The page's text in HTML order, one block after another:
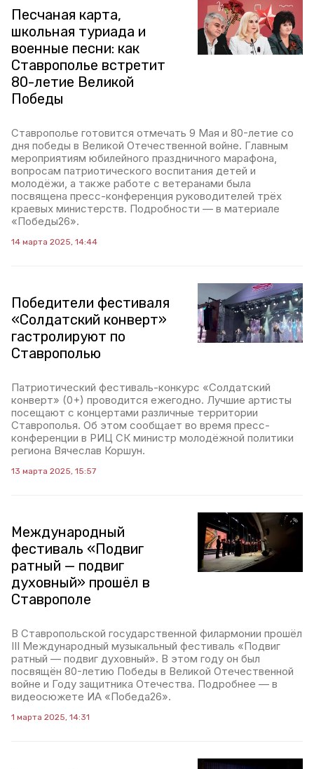
Песчаная карта,
школьная туриада и
военные песни: как
Ставрополье встретит
80-летие Великой
Победы
Ставрополье готовится отмечать 9 Мая и 80-летие со
дня победы в Великой Отечественной войне. Главным
мероприятиям юбилейного праздничного марафона,
вопросам патриотического воспитания детей и
молодёжи, а также работе с ветеранами была
посвящена пресс-конференция руководителей трёх
краевых министерств. Подробности — в материале
«Победы26».
14 марта 2025, 14:44
Победители фестиваля
«Солдатский конверт»
гастролируют по
Ставрополью
Патриотический фестиваль-конкурс «Солдатский
конверт» (0+) проводится ежегодно. Лучшие артисты
посещают с концертами различные территории
Ставрополья. Об этом сообщает во время пресс-
конференции в РИЦ СК министр молодёжной политики
региона Вячеслав Коршун.
13 марта 2025, 15:57
Международный
фестиваль «Подвиг
ратный — подвиг
духовный» прошёл в
Ставрополе
В Ставропольской государственной филармонии прошёл
III Международный музыкальный фестиваль «Подвиг
ратный — подвиг духовный». В этом году он был
посвящён 80-летию Победы в Великой Отечественной
войне и Году защитника Отечества. Подробнее — в
видеосюжете ИА «Победа26».
1 марта 2025, 14:31